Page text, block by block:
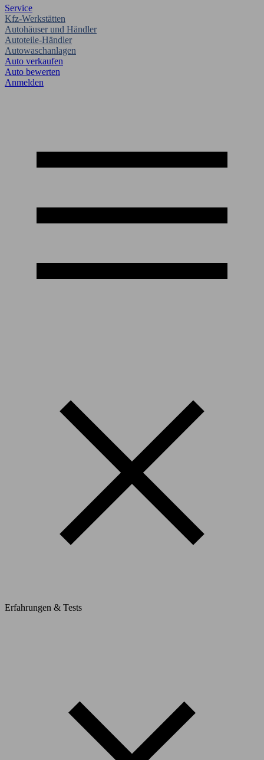
Service
Kfz-Werkstätten
Autohäuser und Händler
Autoteile-Händler
Autowaschanlagen
Auto verkaufen
Auto bewerten
Anmelden
Erfahrungen & Tests